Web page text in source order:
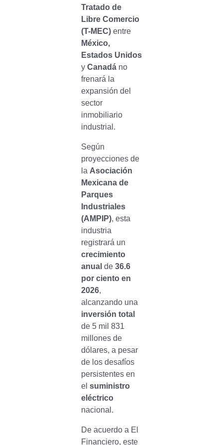
Tratado de
Libre Comercio
(T-MEC) entre
México,
Estados Unidos
y Canadáno
frenará la
expansión del
sector
inmobiliario
industrial.
Según
proyecciones de
la Asociación
Mexicana de
Parques
Industriales
(AMPIP), esta
industria
registrará un
crecimiento
anual de 36.6
por ciento en
2026,
alcanzando una
inversión total
de 5 mil 831
millones de
dólares, a pesar
de los desafíos
persistentes en
el suministro
eléctrico
nacional.
De acuerdo a El
Financiero, este